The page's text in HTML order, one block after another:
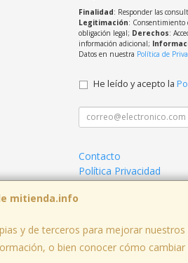
mitienda.info
y de terceros para mejorar nuestros
o bien conocer cómo
Finalidad: Responder las
Legitimación: Consentimiento
obligación legal; Derechos:
información adicional;
Datos en nuestra Política de
He leído y acepto la
Contacto
Política Privacidad
Condiciones de Compra